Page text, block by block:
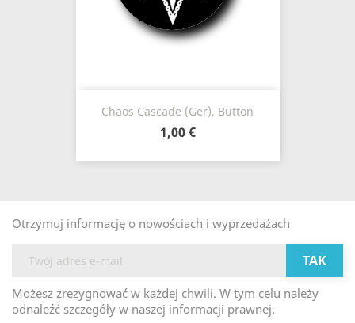
Chaos Cascade (Ger), Button
1,00 €
Otrzymuj informację o nowościach i wyprzedażach
Możesz zrezygnować w każdej chwili. W tym celu należy
odnaleźć szczegóły w naszej informacji prawnej.